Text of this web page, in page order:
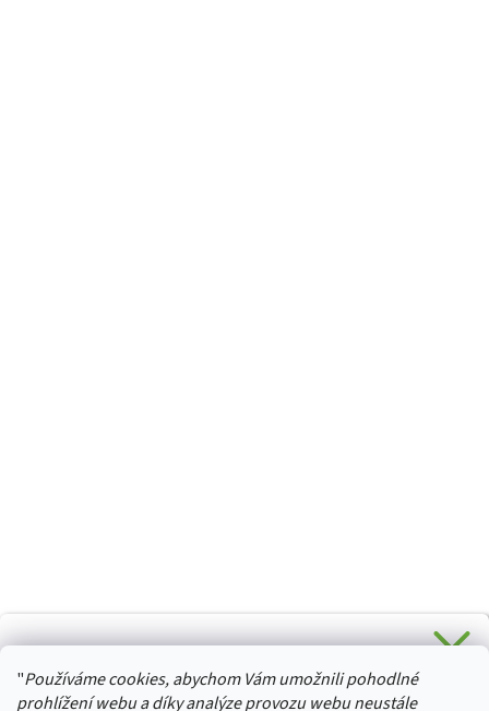
"Používáme cookies, abychom Vám umožnili pohodlné
prohlížení webu a díky analýze provozu webu neustále
HURTTA-COLLECTION.CZ
Stačí se přihlásit k odběru novinek z našeho obchodu a je
Vaše :)